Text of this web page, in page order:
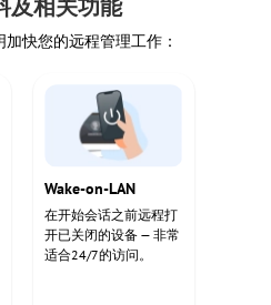
及相关功能
快您的远程管理工作：
Wake-on-LAN
在开始会话之前远程打
开已关闭的设备 — 非常
适合24/7的访问。